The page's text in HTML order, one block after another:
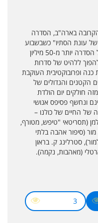
בארה"ב, הסדרה
עונת הסתיו" כשבשבוע
הראשון לאחר ששוחרר, צפו בטריילר של הסדרה יותר מ-50 מיליון
ללהיט של סדרות
ופרובוקטיבית העוקבת
הקטנים והגדולים של
חולקים יום הולדת
ונחשף פסיפס אנושי
החיים של כולנו –
(תסריטאי "טיפש, מטורף,
מור (סיפור אהבה בלתי
סטרלינג ק. בראון
(מאהבות, נקמה).
3